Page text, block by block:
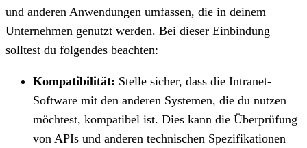
und anderen Anwendungen umfassen, die in deinem
Unternehmen genutzt werden. Bei dieser Einbindung
solltest du folgendes beachten:
Kompatibilität: Stelle sicher, dass die Intranet-
Software mit den anderen Systemen, die du nutzen
möchtest, kompatibel ist. Dies kann die Überprüfung
von APIs und anderen technischen Spezifikationen